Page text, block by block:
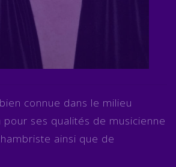
connue dans le milieu
pour ses qualités de musicienne
ainsi que de